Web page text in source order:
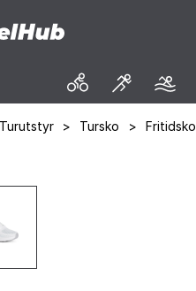
Turutstyr > Tursko > Fritidsko